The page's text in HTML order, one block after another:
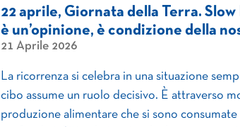
22 aprile, Giornata della Terra.
è un’opinione, è condizione della
21 Aprile 2026
La ricorrenza si celebra in una situazione
cibo assume un ruolo decisivo. È attraverso
produzione alimentare che si sono